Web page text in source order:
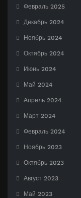
Февраль 2025
Декабрь 2024
Ноябрь 2024
Октябрь 2024
Июнь 2024
Май 2024
Апрель 2024
Март 2024
Февраль 2024
Ноябрь 2023
Октябрь 2023
Август 2023
Май 2023